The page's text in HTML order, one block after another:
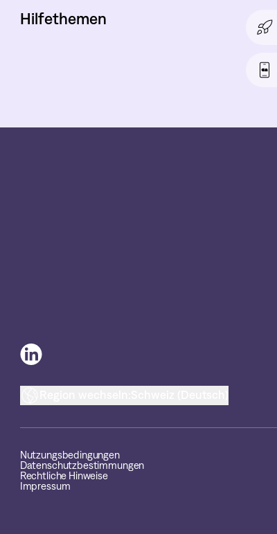
Hilfethemen
Nutzungsbedingungen
Datenschutzbestimmungen
Rechtliche Hinweise
Impressum